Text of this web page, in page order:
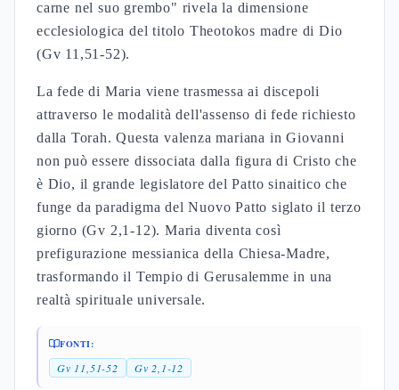
sessualità femminile nel giudaismo del Secondo
Tempio.
FONTI:
Ketubot 1:1
Betulah e almah: la questione
della verginità messianica
La traduzione dei Settanta di Isaia 7:14 con
parthenos
donna) rappresenta una scelta teologica
determinante. Il testo masoretico presenta "la